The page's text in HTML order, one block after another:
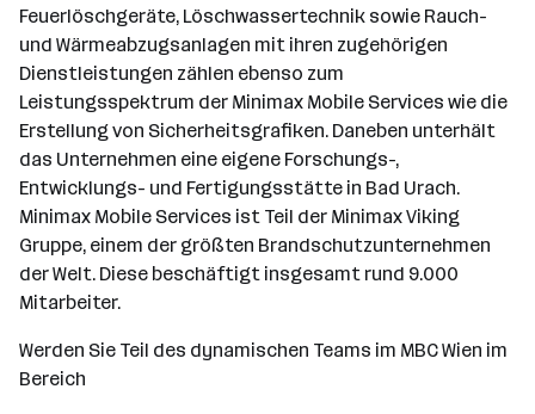
Feuerlöschgeräte, Löschwassertechnik sowie Rauch-
und Wärmeabzugsanlagen mit ihren zugehörigen
Dienstleistungen zählen ebenso zum
Leistungsspektrum der Minimax Mobile Services wie die
Erstellung von Sicherheitsgrafiken. Daneben unterhält
das Unternehmen eine eigene Forschungs-,
Entwicklungs- und Fertigungsstätte in Bad Urach.
Minimax Mobile Services ist Teil der Minimax Viking
Gruppe, einem der größten Brandschutzunternehmen
der Welt. Diese beschäftigt insgesamt rund 9.000
Mitarbeiter.
Werden Sie Teil des dynamischen Teams im MBC Wien im
Bereich